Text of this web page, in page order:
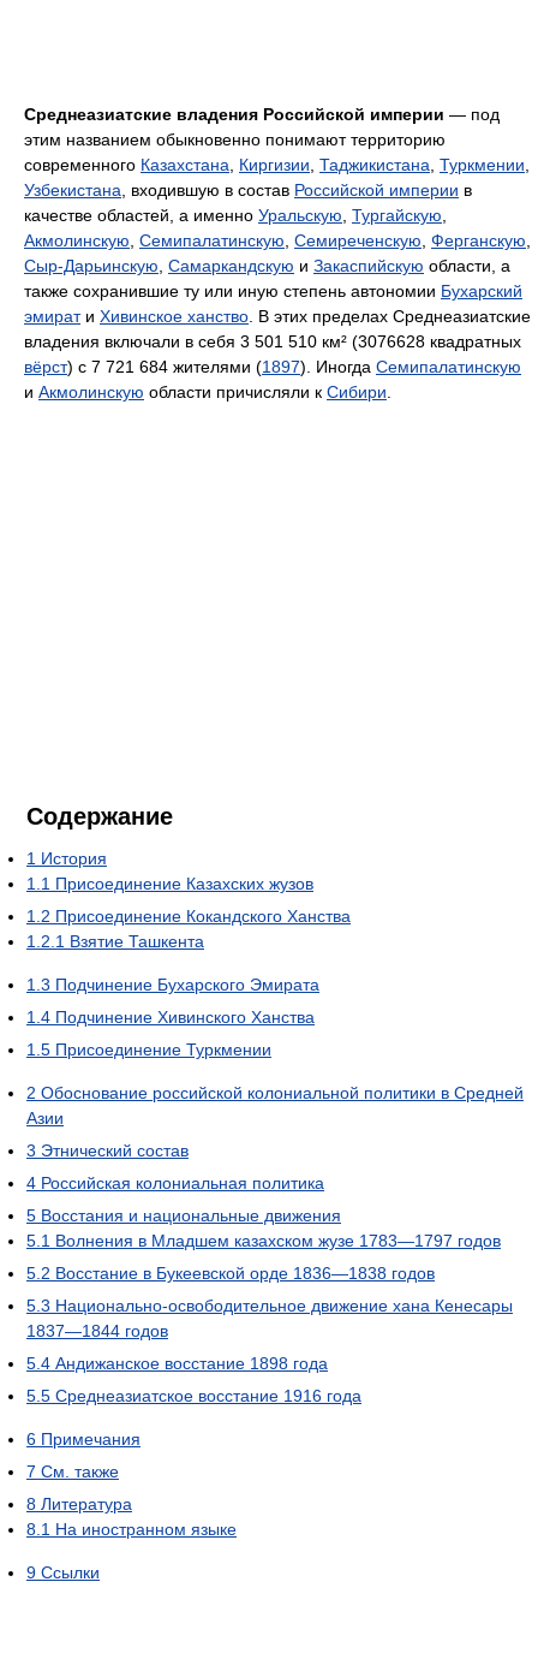
Среднеазиатские владения Российской империи — под
этим названием обыкновенно понимают территорию
современного Казахстана Киргизии Таджикистана Туркмении
Узбекистана , входившую в состав Российской империи в
качестве областей, а именно Уральскую Тургайскую
Акмолинскую Семипалатинскую Семиреченскую Ферганскую
Сыр-Дарьинскую Самаркандскую и Закаспийскую области, а
также сохранившие ту или иную степень автономии Бухарский
эмирати Хивинское ханство . В этих пределах Среднеазиатские
владения включали в себя 3 501 510 км² (3076628 квадратных
вёрст) с 7 721 684 жителями (1897). Иногда Семипалатинскую
и Акмолинскую области причисляли к Сибири
Содержание
1 История
1.1 Присоединение Казахских жузов
1.2 Присоединение Кокандского Ханства
1.2.1 Взятие Ташкента
1.3 Подчинение Бухарского Эмирата
1.4 Подчинение Хивинского Ханства
1.5 Присоединение Туркмении
2 Обоснование российской колониальной политики в Средней
Азии
3 Этнический состав
4 Российская колониальная политика
5 Восстания и национальные движения
5.1 Волнения в Младшем казахском жузе 1783—1797 годов
5.2 Восстание в Букеевской орде 1836—1838 годов
5.3 Национально-освободительное движение хана Кенесары
1837—1844 годов
5.4 Андижанское восстание 1898 года
5.5 Среднеазиатское восстание 1916 года
6 Примечания
7 См. также
8 Литература
8.1 На иностранном языке
9 Ссылки